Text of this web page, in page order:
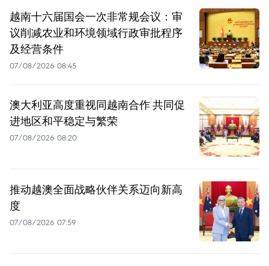
越南十六届国会一次非常规会议：审
议削减农业和环境领域行政审批程序
及经营条件
07/08/2026 08:45
澳大利亚高度重视同越南合作 共同促
进地区和平稳定与繁荣
07/08/2026 08:20
推动越澳全面战略伙伴关系迈向新高
度
07/08/2026 07:59